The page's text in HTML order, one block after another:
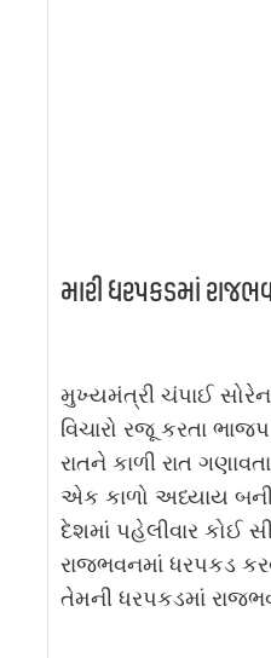
મારી ધરપકડમાં
મુખ્યમંત્રી ચંપાઈ સોરેન
વિચારો રજૂ કરતા
રાતને કાળી રાત
એક કાળો અધ્યાય
દેશમાં પહેલીવાર કોઈ
રાજભવનમાં ધરપકડ
તેમની ધરપકડમાં